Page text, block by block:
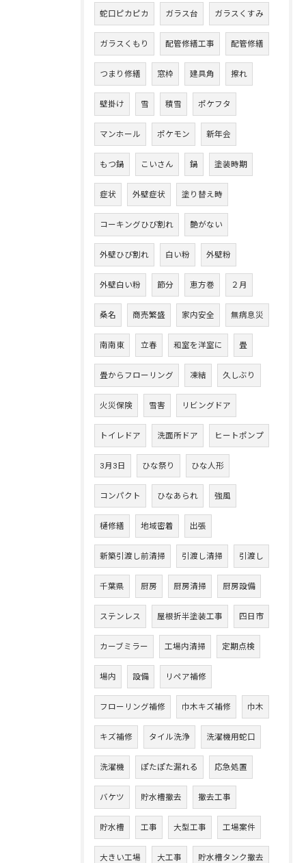
蛇口ピカピカ ガラス台 ガラスくすみ
ガラスくもり 配管修繕工事 配管修繕
つまり修繕 窓枠 建具角 擦れ
壁掛け 雪 積雪 ポケフタ
マンホール ポケモン 新年会
もつ鍋 こいさん 鍋 塗装時期
症状 外壁症状 塗り替え時
コーキングひび割れ 艶がない
外壁ひび割れ 白い粉 外壁粉
外壁白い粉 節分 恵方巻 ２月
桑名 商売繁盛 家内安全 無病息災
南南東 立春 和室を洋室に 畳
畳からフローリング 凍結 久しぶり
火災保険 雪害 リビングドア
トイレドア 洗面所ドア ヒートポンプ
3月3日 ひな祭り ひな人形
コンパクト ひなあられ 強風
樋修繕 地域密着 出張
新築引渡し前清掃 引渡し清掃 引渡し
千葉県 厨房 厨房清掃 厨房設備
ステンレス 屋根折半塗装工事 四日市
カーブミラー 工場内清掃 定期点検
場内 設備 リペア補修
フローリング補修 巾木キズ補修 巾木
キズ補修 タイル洗浄 洗濯機用蛇口
洗濯機 ぽたぽた漏れる 応急処置
バケツ 貯水槽撤去 撤去工事
貯水槽 工事 大型工事 工場案件
大きい工場 大工事 貯水槽タンク撤去